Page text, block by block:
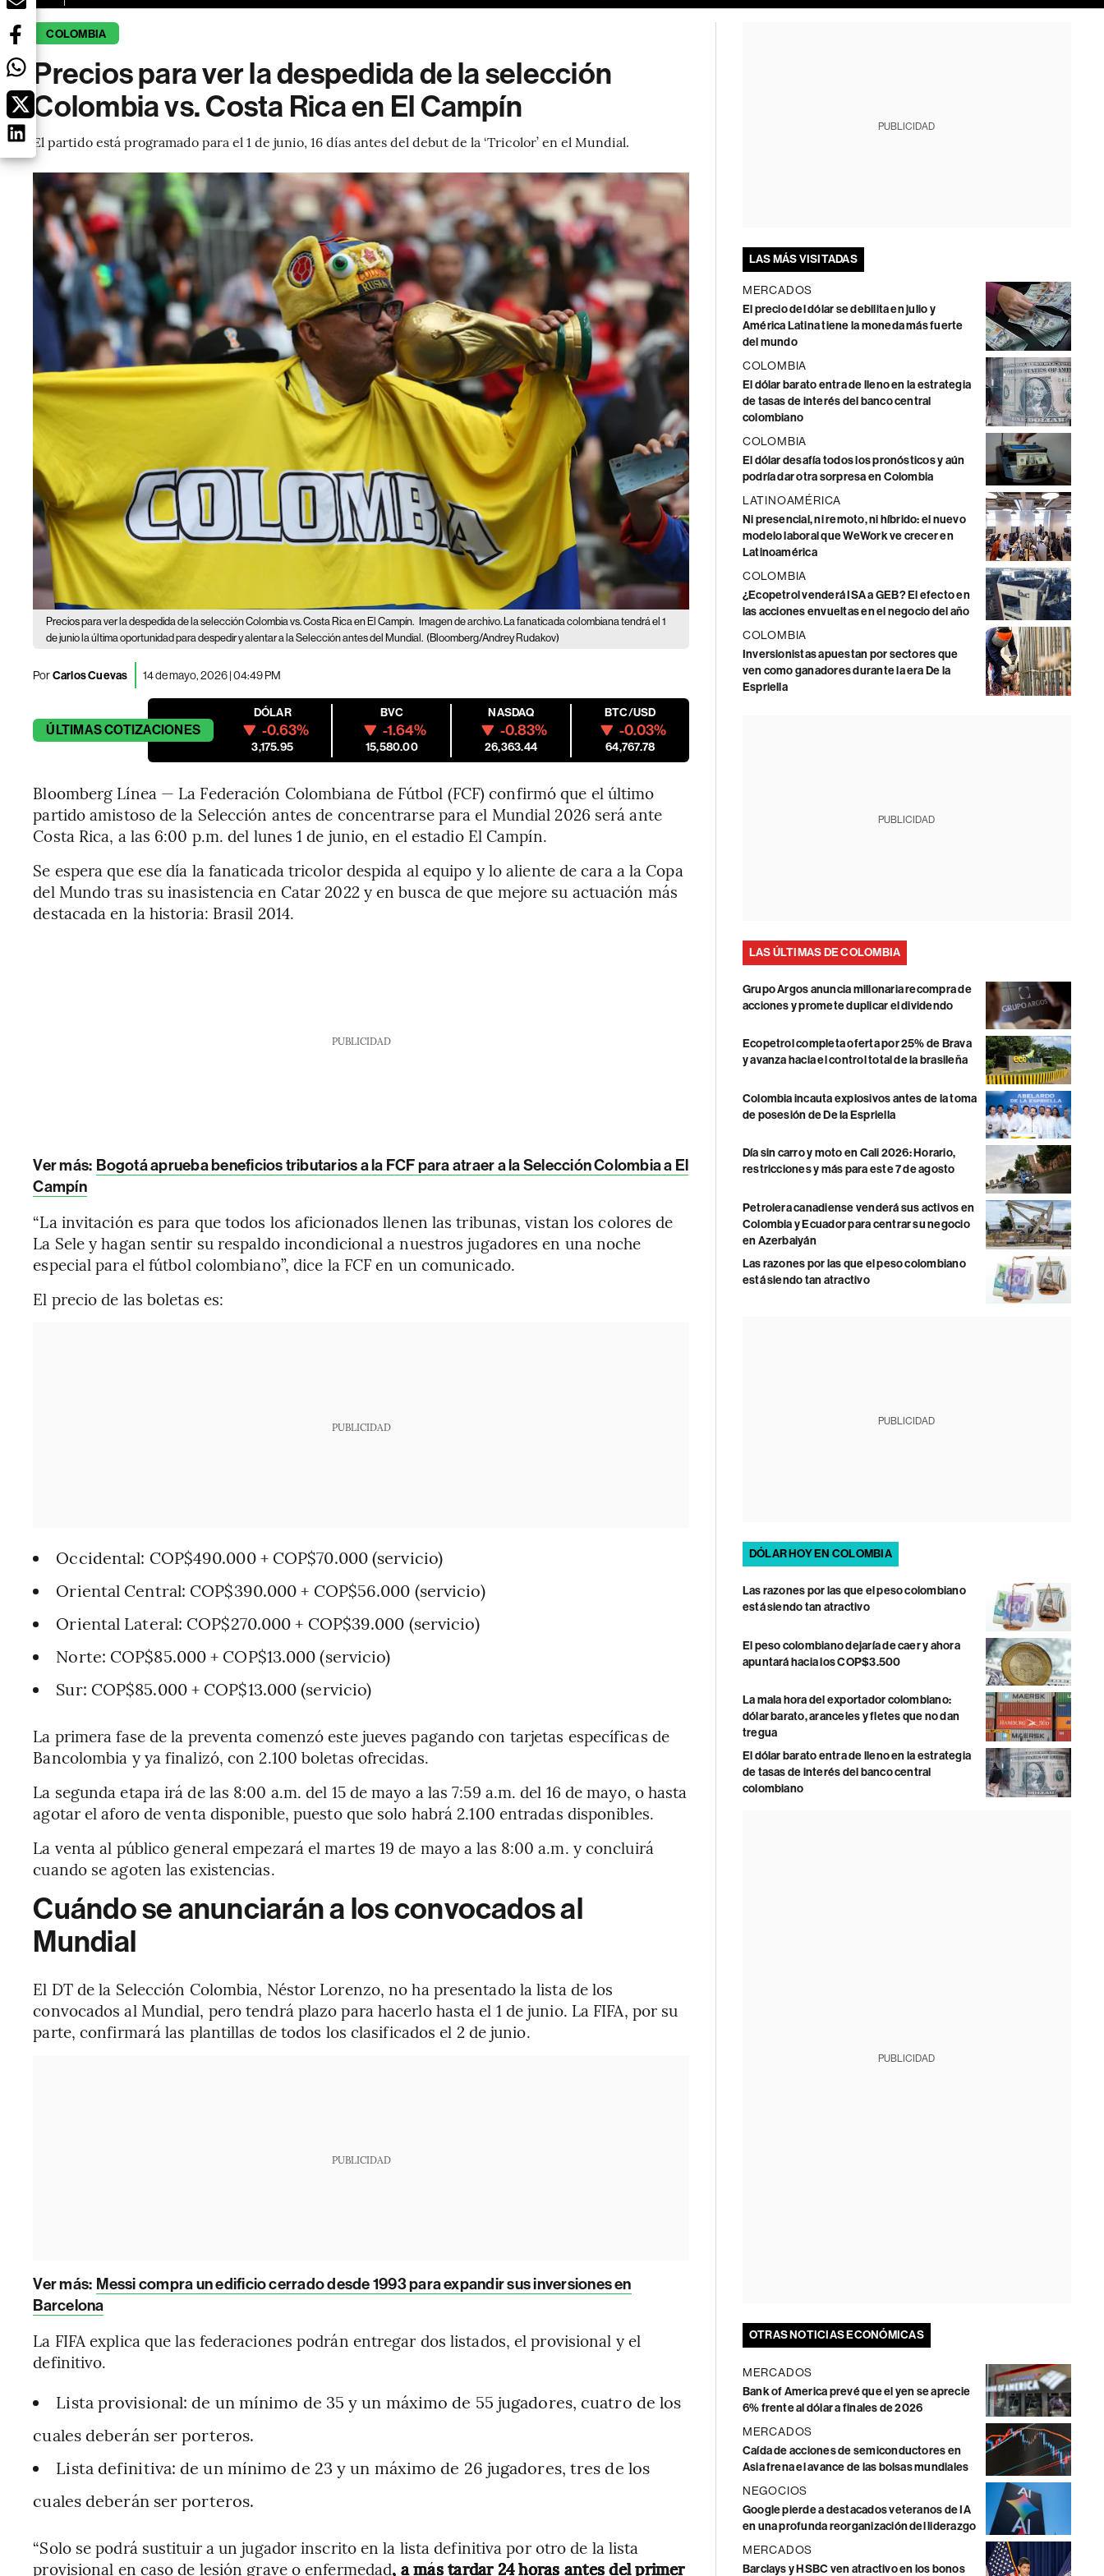
COLOMBIA
Precios para ver la despedida de la selección
Colombia vs. Costa Rica en El Campín
El partido está programado para el 1 de junio, 16 días antes del debut de la ‘Tricolor’ en el Mundial.
Precios para ver la despedida de la selección Colombia vs. Costa Rica en El Campín. Imagen de archivo. La fanaticada colombiana tendrá el 1
de junio la última oportunidad para despedir y alentar a la Selección antes del Mundial. (Bloomberg/Andrey Rudakov)
PorCarlos Cuevas 14 de mayo, 2026 | 04:49 PM
ÚLTIMASCOTIZACIONES
DÓLAR
-0.63%
3,175.95
BVC
-1.64%
15,580.00
NASDAQ
-0.83%
26,363.44
BTC/USD
-0.03%
64,767.78
Bloomberg Línea — La Federación Colombiana de Fútbol (FCF) confirmó que el último
partido amistoso de la Selección antes de concentrarse para el Mundial 2026 será ante
Costa Rica, a las 6:00 p.m. del lunes 1 de junio, en el estadio El Campín.
Se espera que ese día la fanaticada tricolor despida al equipo y lo aliente de cara a la Copa
del Mundo tras su inasistencia en Catar 2022 y en busca de que mejore su actuación más
destacada en la historia: Brasil 2014.
PUBLICIDAD
Ver más: Bogotá aprueba beneficios tributarios a la FCF para atraer a la Selección Colombia a El
Campín
“La invitación es para que todos los aficionados llenen las tribunas, vistan los colores de
La Sele y hagan sentir su respaldo incondicional a nuestros jugadores en una noche
especial para el fútbol colombiano”, dice la FCF en un comunicado.
El precio de las boletas es:
PUBLICIDAD
Occidental: COP$490.000 + COP$70.000 (servicio)
Oriental Central: COP$390.000 + COP$56.000 (servicio)
Oriental Lateral: COP$270.000 + COP$39.000 (servicio)
Norte: COP$85.000 + COP$13.000 (servicio)
Sur: COP$85.000 + COP$13.000 (servicio)
La primera fase de la preventa comenzó este jueves pagando con tarjetas específicas de
Bancolombia y ya finalizó, con 2.100 boletas ofrecidas.
La segunda etapa irá de las 8:00 a.m. del 15 de mayo a las 7:59 a.m. del 16 de mayo, o hasta
agotar el aforo de venta disponible, puesto que solo habrá 2.100 entradas disponibles.
La venta al público general empezará el martes 19 de mayo a las 8:00 a.m. y concluirá
cuando se agoten las existencias.
Cuándo se anunciarán a los convocados al
Mundial
El DT de la Selección Colombia, Néstor Lorenzo, no ha presentado la lista de los
convocados al Mundial, pero tendrá plazo para hacerlo hasta el 1 de junio. La FIFA, por su
parte, confirmará las plantillas de todos los clasificados el 2 de junio.
PUBLICIDAD
Ver más: Messi compra un edificio cerrado desde 1993 para expandir sus inversiones en
Barcelona
La FIFA explica que las federaciones podrán entregar dos listados, el provisional y el
definitivo.
Lista provisional: de un mínimo de 35 y un máximo de 55 jugadores, cuatro de los
cuales deberán ser porteros.
Lista definitiva: de un mínimo de 23 y un máximo de 26 jugadores, tres de los
cuales deberán ser porteros.
“Solo se podrá sustituir a un jugador inscrito en la lista definitiva por otro de la lista
provisional en caso de lesión grave o enfermedad, a más tardar 24 horas antes del primer
PUBLICIDAD
LAS MÁS VISITADAS
MERCADOS
El precio del dólar se debilita en julio y
América Latina tiene la moneda más fuerte
del mundo
COLOMBIA
El dólar barato entra de lleno en la estrategia
de tasas de interés del banco central
colombiano
COLOMBIA
El dólar desafía todos los pronósticos y aún
podría dar otra sorpresa en Colombia
LATINOAMÉRICA
Ni presencial, ni remoto, ni híbrido: el nuevo
modelo laboral que WeWork ve crecer en
Latinoamérica
COLOMBIA
¿Ecopetrol venderá ISA a GEB? El efecto en
las acciones envueltas en el negocio del año
COLOMBIA
Inversionistas apuestan por sectores que
ven como ganadores durante la era De la
Espriella
PUBLICIDAD
LAS ÚLTIMAS DE COLOMBIA
Grupo Argos anuncia millonaria recompra de
acciones y promete duplicar el dividendo
Ecopetrol completa oferta por 25% de Brava
y avanza hacia el control total de la brasileña
Colombia incauta explosivos antes de la toma
de posesión de De la Espriella
Día sin carro y moto en Cali 2026: Horario,
restricciones y más para este 7 de agosto
Petrolera canadiense venderá sus activos en
Colombia y Ecuador para centrar su negocio
en Azerbaiyán
Las razones por las que el peso colombiano
está siendo tan atractivo
PUBLICIDAD
DÓLAR HOY EN COLOMBIA
Las razones por las que el peso colombiano
está siendo tan atractivo
El peso colombiano dejaría de caer y ahora
apuntará hacia los COP$3.500
La mala hora del exportador colombiano:
dólar barato, aranceles y fletes que no dan
tregua
El dólar barato entra de lleno en la estrategia
de tasas de interés del banco central
colombiano
PUBLICIDAD
OTRAS NOTICIAS ECONÓMICAS
MERCADOS
Bank of America prevé que el yen se aprecie
6% frente al dólar a finales de 2026
MERCADOS
Caída de acciones de semiconductores en
Asia frena el avance de las bolsas mundiales
NEGOCIOS
Google pierde a destacados veteranos de IA
en una profunda reorganización del liderazgo
MERCADOS
Barclays y HSBC ven atractivo en los bonos